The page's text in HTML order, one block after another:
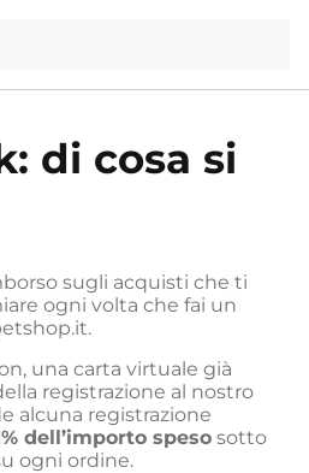
di cosa si
sugli acquisti che ti
ogni volta che fai un
una carta virtuale già
registrazione al nostro
alcuna registrazione
dell’importo speso sotto
ogni ordine.